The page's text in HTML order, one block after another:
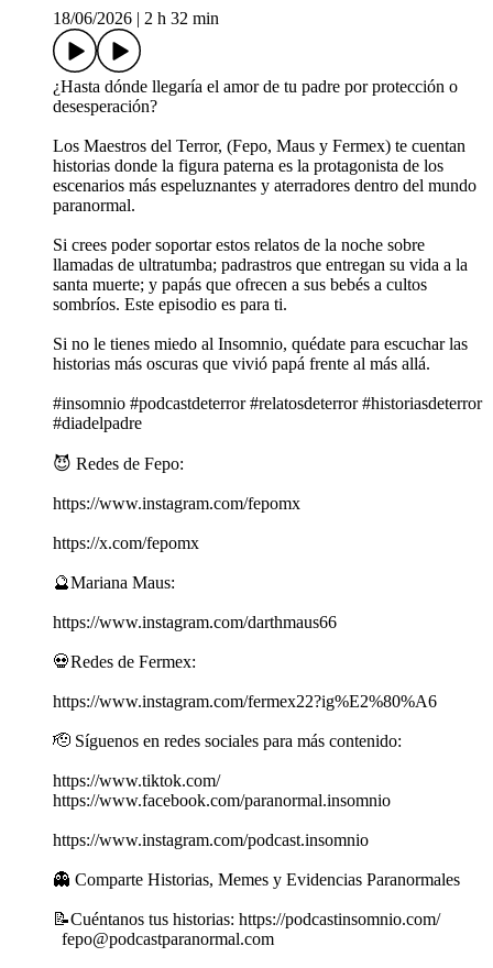
18/06/2026
2 h 32 min
¿Hasta dónde llegaría el amor de tu padre por protección o
desesperación?
Los Maestros del Terror, (Fepo, Maus y Fermex) te cuentan
historias donde la figura paterna es la protagonista de los
escenarios más espeluznantes y aterradores dentro del mundo
paranormal.
Si crees poder soportar estos relatos de la noche sobre
llamadas de ultratumba; padrastros que entregan su vida a la
santa muerte; y papás que ofrecen a sus bebés a cultos
sombríos. Este episodio es para ti.
Si no le tienes miedo al Insomnio, quédate para escuchar las
historias más oscuras que vivió papá frente al más allá.
#insomnio #podcastdeterror #relatosdeterror #historiasdeterror
#diadelpadre
😈 Redes de Fepo:
https://www.instagram.com/fepomx
https://x.com/fepomx
🔮Mariana Maus:
https://www.instagram.com/darthmaus66
💀Redes de Fermex:
https://www.instagram.com/fermex22?ig%E2%80%A6
🫡 Síguenos en redes sociales para más contenido:
https://www.tiktok.com/
https://www.facebook.com/paranormal.insomnio
https://www.instagram.com/podcast.insomnio
👻 Comparte Historias, Memes y Evidencias Paranormales
📝Cuéntanos tus historias: https://podcastinsomnio.com/
fepo@podcastparanormal.com